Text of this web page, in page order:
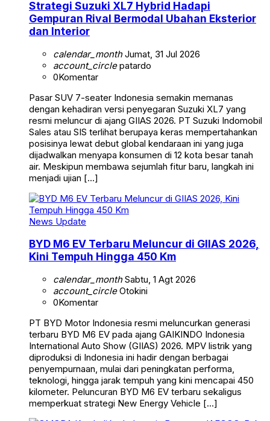
Strategi Suzuki XL7 Hybrid Hadapi
Gempuran Rival Bermodal Ubahan Eksterior
dan Interior
calendar_monthJumat, 31 Jul 2026
account_circlepatardo
0Komentar
Pasar SUV 7-seater Indonesia semakin memanas
dengan kehadiran versi penyegaran Suzuki XL7 yang
resmi meluncur di ajang GIIAS 2026. PT Suzuki Indomobil
Sales atau SIS terlihat berupaya keras mempertahankan
posisinya lewat debut global kendaraan ini yang juga
dijadwalkan menyapa konsumen di 12 kota besar tanah
air. Meskipun membawa sejumlah fitur baru, langkah ini
menjadi ujian […]
News Update
BYD M6 EV Terbaru Meluncur di GIIAS 2026,
Kini Tempuh Hingga 450 Km
calendar_monthSabtu, 1 Agt 2026
account_circleOtokini
0Komentar
PT BYD Motor Indonesia resmi meluncurkan generasi
terbaru BYD M6 EV pada ajang GAIKINDO Indonesia
International Auto Show (GIIAS) 2026. MPV listrik yang
diproduksi di Indonesia ini hadir dengan berbagai
penyempurnaan, mulai dari peningkatan performa,
teknologi, hingga jarak tempuh yang kini mencapai 450
kilometer. Peluncuran BYD M6 EV terbaru sekaligus
memperkuat strategi New Energy Vehicle […]